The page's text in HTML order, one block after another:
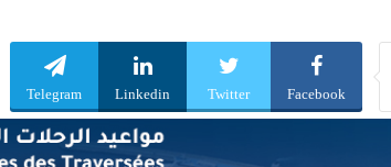
Facebook
Twitter
Linkedin
Telegram